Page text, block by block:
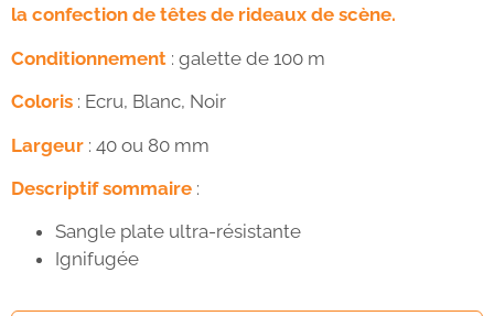
la confection de têtes de rideaux de scène.
Conditionnement : galette de 100 m
Coloris : Ecru, Blanc, Noir
Largeur : 40 ou 80 mm
Descriptif sommaire :
Sangle plate ultra-résistante
Ignifugée